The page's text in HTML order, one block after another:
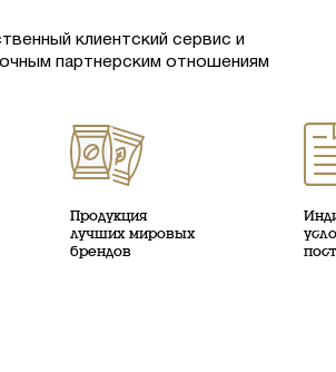
клиентский сервис и
партнерским отношениям
Продукция
лучших мировых
брендов